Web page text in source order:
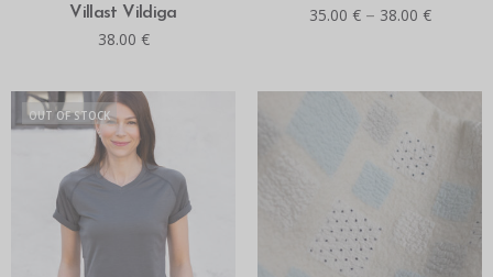
Villast Vildiga
38.00 €
35.00 €– 38.00 €
OUT OF STOCK